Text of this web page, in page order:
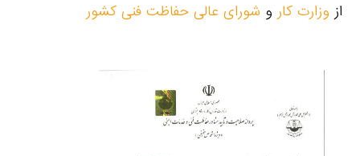
از وزارت کار و شورای عالی حفاظت فنی کشور